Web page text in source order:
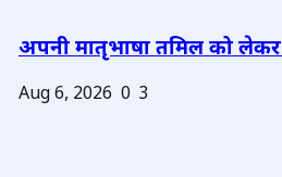
अपनी मातृभाषा तमिल को लेकर
Aug 6, 2026 0 3